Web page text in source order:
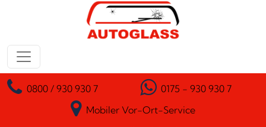
Zum Inhalt springen
Hauptnavigation
0800 / 930 930 7
0175 - 930 930 7
Mobiler Vor-Ort-Service